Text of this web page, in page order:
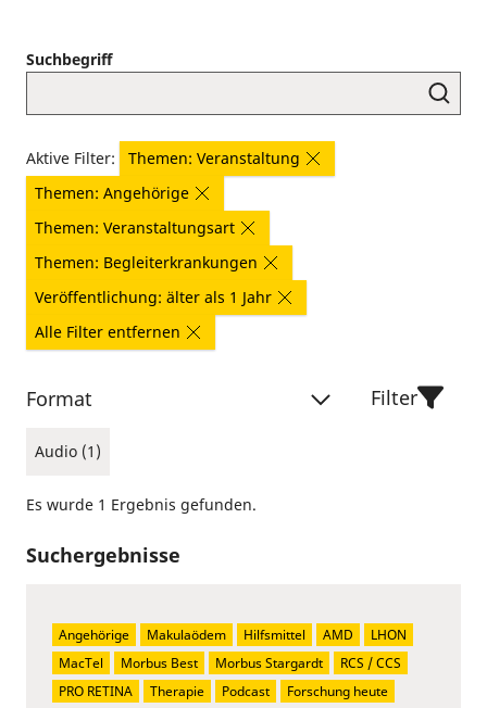
Suchbegriff
Aktive Filter:
Themen: Veranstaltung
Themen: Angehörige
Themen: Veranstaltungsart
Themen: Begleiterkrankungen
Veröffentlichung: älter als 1 Jahr
Alle Filter entfernen
Format
Audio (1)
Filter
Es wurde 1 Ergebnis gefunden.
Suchergebnisse
Angehörige Makulaödem Hilfsmittel AMD
LHON
MacTel
Morbus Best Morbus Stargardt
RCS / CCS
PRO RETINA
Therapie Podcast
Forschung heute